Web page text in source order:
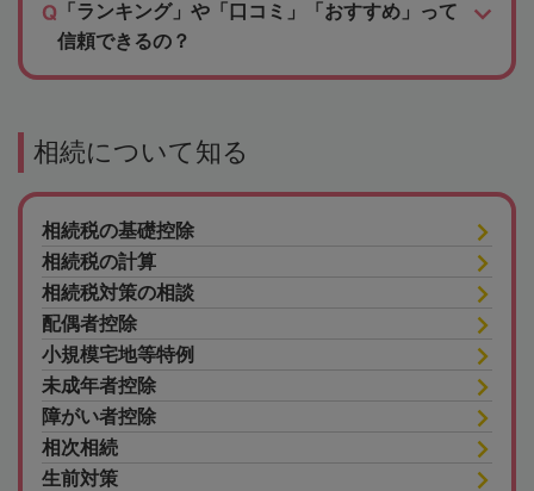
「ランキング」や「口コミ」「おすすめ」って
信頼できるの？
相続について知る
相続税の基礎控除
相続税の計算
相続税対策の相談
配偶者控除
小規模宅地等特例
未成年者控除
障がい者控除
相次相続
生前対策